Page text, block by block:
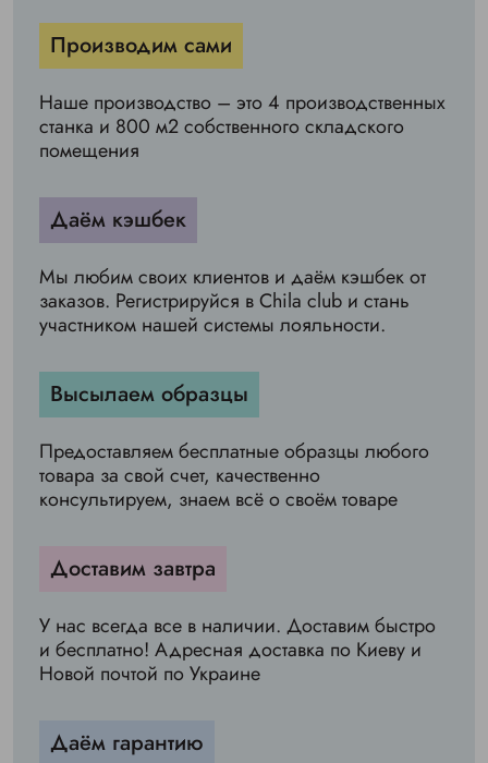
Производим сами
Наше производство – это 4 производственных
станка и 800 м2 собственного складского
помещения
Даём кэшбек
Мы любим своих клиентов и даём кэшбек от
заказов. Регистрируйся в Chila club и стань
участником нашей системы лояльности.
Высылаем образцы
Предоставляем бесплатные образцы любого
товара за свой счет, качественно
консультируем, знаем всё о своём товаре
Доставим завтра
У нас всегда все в наличии. Доставим быстро
и бесплатно! Адресная доставка по Киеву и
Новой почтой по Украине
Даём гарантию